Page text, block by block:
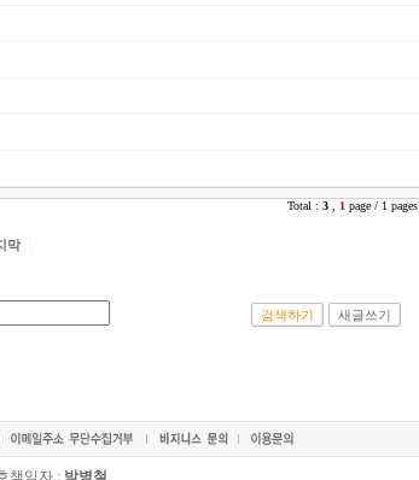
Total : 3 1 page / 1 pages
막
검색하기 새글쓰기
책임자 : 박병철